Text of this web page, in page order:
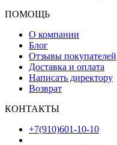
ПОМОЩЬ
О компании
Блог
Отзывы покупателей
Доставка и оплата
Написать директору
Возврат
КОНТАКТЫ
+7(910)601-10-10